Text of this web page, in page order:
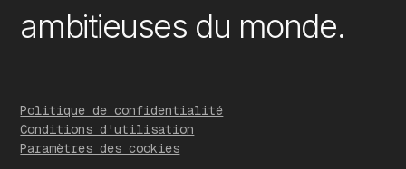
ambitieuses du monde.
Politique de confidentialité
Conditions d'utilisation
Paramètres des cookies